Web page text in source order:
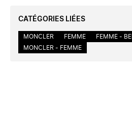
CATÉGORIES LIÉES
MONCLER FEMME
FEMME -
MONCLER - FEMME